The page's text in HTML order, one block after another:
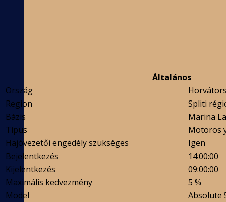
Általános
Ország
Region
Spliti
Bázis
Marina
Típus
Motoros
Hajóvezetői engedély szükséges
Igen
Bejelentkezés
14:00:00
Kijelentkezés
09:00:00
Maximális kedvezmény
5 %
Model
Absolute